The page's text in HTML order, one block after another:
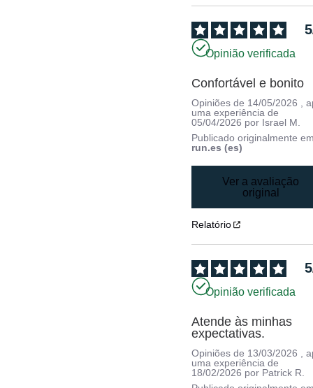
5
Opinião verificada
Confortável e bonito
Opiniões de 14/05/2026
,
uma experiência de
05/04/2026 por Israel M.
Publicado originalmente
run.es (es)
Ver a avaliação
original
Relatório
5
Opinião verificada
Atende às minhas
expectativas.
Opiniões de 13/03/2026 ,
uma experiência de
18/02/2026 por Patrick R.